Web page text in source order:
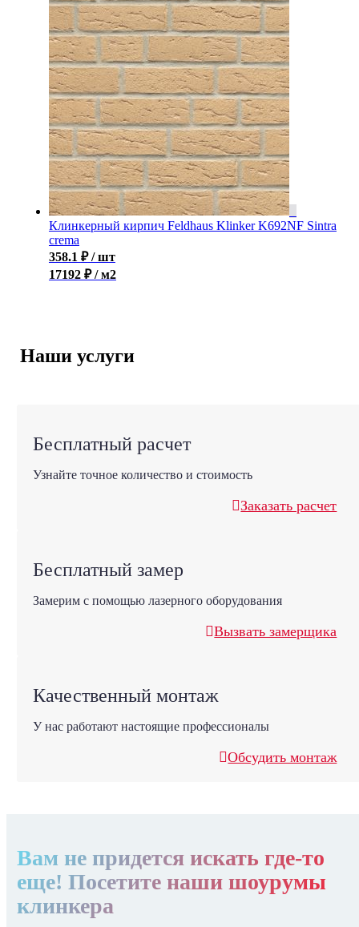
Клинкерный кирпич Feldhaus Klinker K692NF Sintra
crema
358.1 ₽ / шт
17192 ₽ / м2
Наши услуги
Бесплатный расчет
Узнайте точное количество и стоимость
Заказать расчет
Бесплатный замер
Замерим с помощью лазерного оборудования
Вызвать замерщика
Качественный монтаж
У нас работают настоящие профессионалы
Обсудить монтаж
Вам не придется искать где-то
еще! Посетите наши шоурумы
клинкера